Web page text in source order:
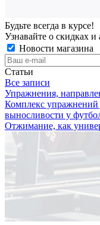
Будьте всегда в курсе!
Узнавайте о скидках
Новости магазина
Статьи
Все записи
Упражнения,
Комплекс упражнений
выносливости у
Отжимание, как